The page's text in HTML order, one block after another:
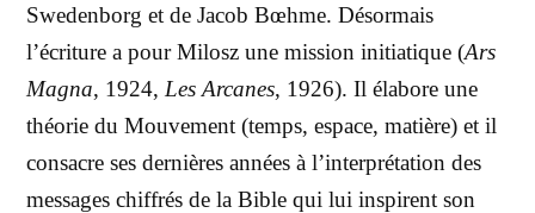
Swedenborg et de Jacob Bœhme. Désormais
l’écriture a pour Milosz une mission initiatique (Ars
Magna, 1924, Les Arcanes, 1926). Il élabore une
théorie du Mouvement (temps, espace, matière) et il
consacre ses dernières années à l’interprétation des
messages chiffrés de la Bible qui lui inspirent son